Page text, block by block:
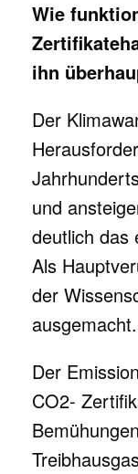
Wie
ihn
Der
und
deutlich das
Als
der
ausgemacht.
Der
CO2-